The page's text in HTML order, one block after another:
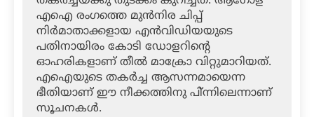
എഐ രംഗത്തെ മുന്‍നിര ചിപ്പ്
നിര്‍മാതാക്കളായ എന്‍വിഡിയയുടെ
പതിനായിരം കോടി ഡോളറിന്റെ
ഓഹരികളാണ് തീല്‍ മാക്രോ വിറ്റുമാറിയത്.
എഐയുടെ തകര്‍ച്ച ആസന്നമായെന്ന
ഭീതിയാണ് ഈ നീക്കത്തിനു പി്ന്നിലെന്നാണ്
സൂചനകള്‍.